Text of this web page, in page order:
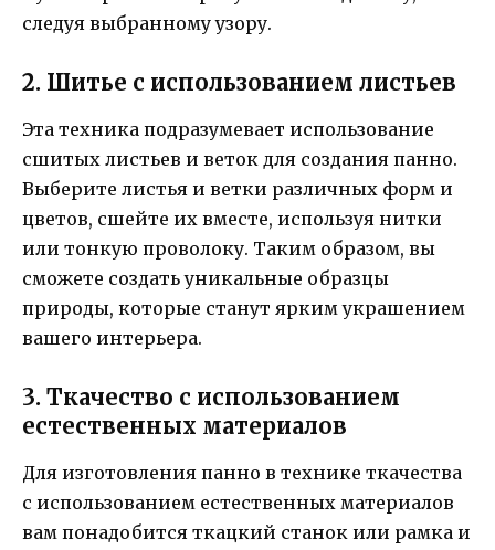
следуя выбранному узору.
2. Шитье с использованием листьев
Эта техника подразумевает использование
сшитых листьев и веток для создания панно.
Выберите листья и ветки различных форм и
цветов, сшейте их вместе, используя нитки
или тонкую проволоку. Таким образом, вы
сможете создать уникальные образцы
природы, которые станут ярким украшением
вашего интерьера.
3. Ткачество с использованием
естественных материалов
Для изготовления панно в технике ткачества
с использованием естественных материалов
вам понадобится ткацкий станок или рамка и